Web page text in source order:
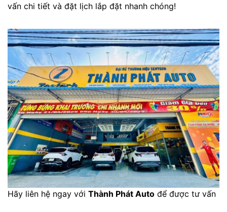
vấn chi tiết và đặt lịch lắp đặt nhanh chóng!
Hãy liên hệ ngay với Thành Phát Auto để được tư vấn